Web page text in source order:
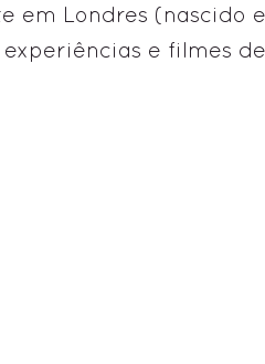
em Londres (nascido
e filmes